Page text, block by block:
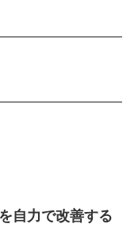
自力で改善する